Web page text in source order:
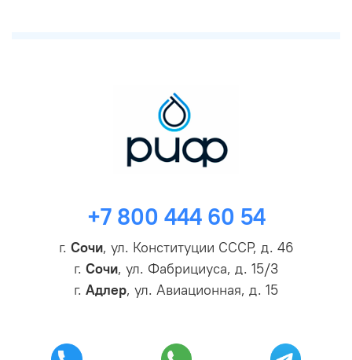
+7 800 444 60 54
г. Сочи, ул. Конституции СССР, д. 46
г. Сочи, ул. Фабрициуса, д. 15/3
г. Адлер, ул. Авиационная, д. 15